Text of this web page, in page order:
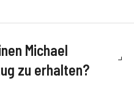
Michael
zu erhalten?